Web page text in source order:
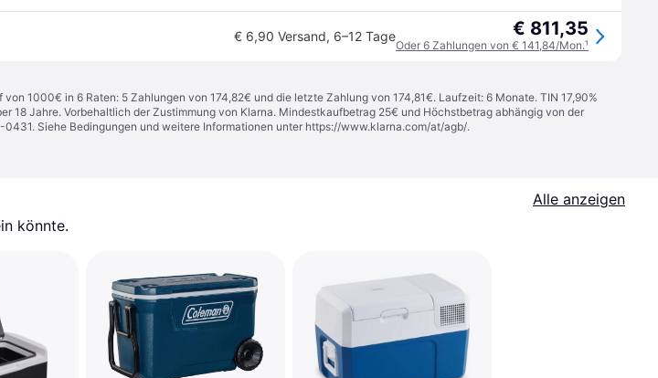
€ 6,90 Versand, 6–12 Tage € 811,35
Oder 6 Zahlungen von € 141,84/Mon.¹
1000€ in 6 Raten: 5 Zahlungen von 174,82€ und die letzte Zahlung von 174,81€. Laufzeit: 6 Monate. TIN 17,90%
18 Jahre. Vorbehaltlich der Zustimmung von Klarna. Mindestkaufbetrag 25€ und Höchstbetrag abhängig von der
Siehe Bedingungen und weitere Informationen unter https://www.klarna.com/at/agb/.
Alle anzeigen
könnte.